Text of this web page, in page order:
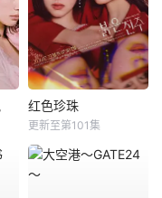
红色珍珠
更新至第101集